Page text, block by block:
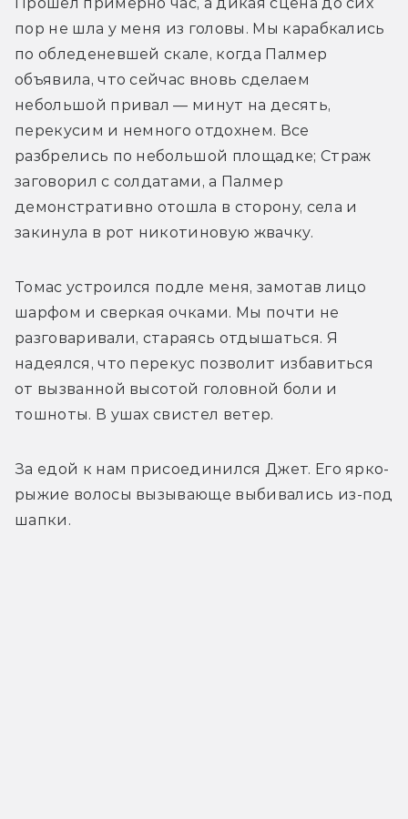
пор не шла у меня из головы. Мы карабкались
по обледеневшей скале, когда Палмер
объявила, что сейчас вновь сделаем
небольшой привал — минут на десять,
перекусим и немного отдохнем. Все
разбрелись по небольшой площадке; Страж
заговорил с солдатами, а Палмер
демонстративно отошла в сторону, села и
закинула в рот никотиновую жвачку.
Томас устроился подле меня, замотав лицо
шарфом и сверкая очками. Мы почти не
разговаривали, стараясь отдышаться. Я
надеялся, что перекус позволит избавиться
от вызванной высотой головной боли и
тошноты. В ушах свистел ветер.
За едой к нам присоединился Джет. Его ярко-
рыжие волосы вызывающе выбивались из-под
шапки.